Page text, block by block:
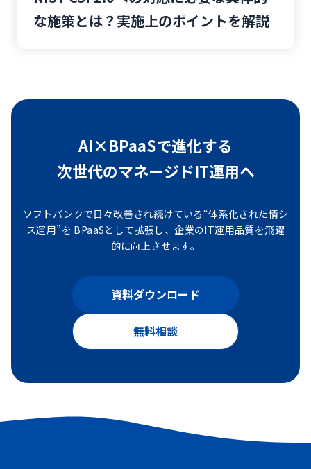
# キッティング #セキュリティ
#パソコン調達 #相談窓口
な施策とは？実施上のポイントを解説
AI×BPaaSで進化する
次世代のマネージドIT運用へ
ソフトバンクで日々改善され続けている“体系化された情シ
ス運用”を BPaaSとして拡張し、企業のIT運用品質を飛躍
的に向上させます。
資料ダウンロード
無料相談